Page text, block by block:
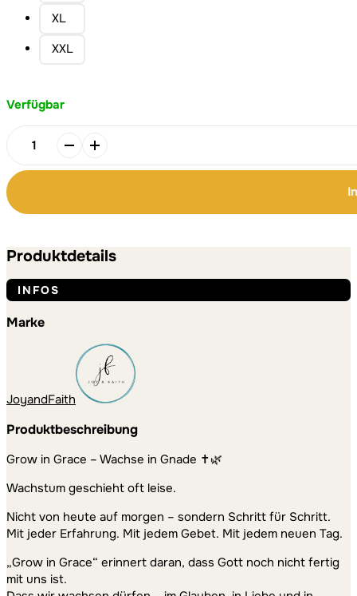
XL
XXL
Verfügbar
Grow
in
edles
T-
Bio
Menge
Produktdetails
INFOS
Marke
JoyandFaith
Produktbeschreibung
Grow in Grace – Wachse in Gnade ✝️🌿
Wachstum geschieht oft leise.
Nicht von heute auf morgen – sondern Schritt für Schritt.
Mit jeder Erfahrung. Mit jedem Gebet. Mit jedem neuen Tag.
„Grow in Grace“ erinnert daran, dass Gott noch nicht fertig
mit uns ist.